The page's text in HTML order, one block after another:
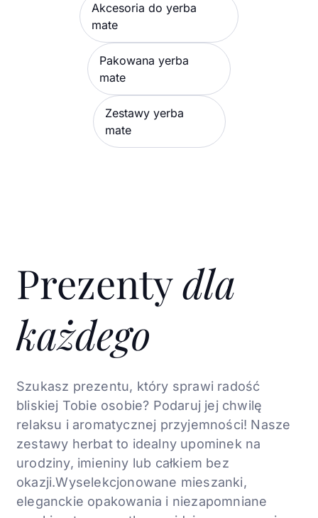
Akcesoria do yerba
mate
Pakowana yerba
mate
Zestawy yerba
mate
Prezentydla
każdego
Szukasz prezentu, który sprawi radość
bliskiej Tobie osobie? Podaruj jej chwilę
relaksu i aromatycznej przyjemności! Nasze
zestawy herbat to idealny upominek na
urodziny, imieniny lub całkiem bez
okazji.Wyselekcjonowane mieszanki,
eleganckie opakowania i niezapomniane